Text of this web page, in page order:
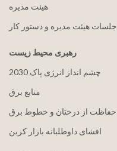
هيئت مدیره
جلسات هیئت مدیره و دستور کار
رهبری محیط زیست
2030 چشم انداز انرژی پاک
منابع برق
حفاظت از درختان و خطوط برق
افشای داوطلبانه بازار کربن